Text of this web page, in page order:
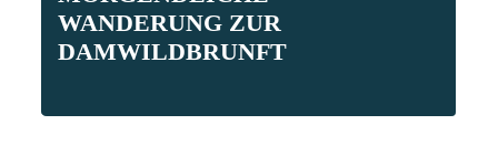
ZUR DAMWILDBRUNFT